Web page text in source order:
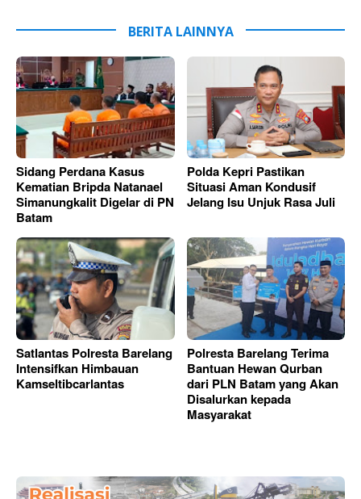
BERITA LAINNYA
Sidang Perdana Kasus
Kematian Bripda Natanael
Simanungkalit Digelar di PN
Batam
Polda Kepri Pastikan
Situasi Aman Kondusif
Jelang Isu Unjuk Rasa Juli
Satlantas Polresta Barelang
Intensifkan Himbauan
Kamseltibcarlantas
Polresta Barelang Terima
Bantuan Hewan Qurban
dari PLN Batam yang Akan
Disalurkan kepada
Masyarakat